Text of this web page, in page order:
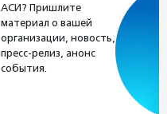
АСИ? Пришлите
материал о вашей
организации, новость,
пресс-релиз, анонс
события.